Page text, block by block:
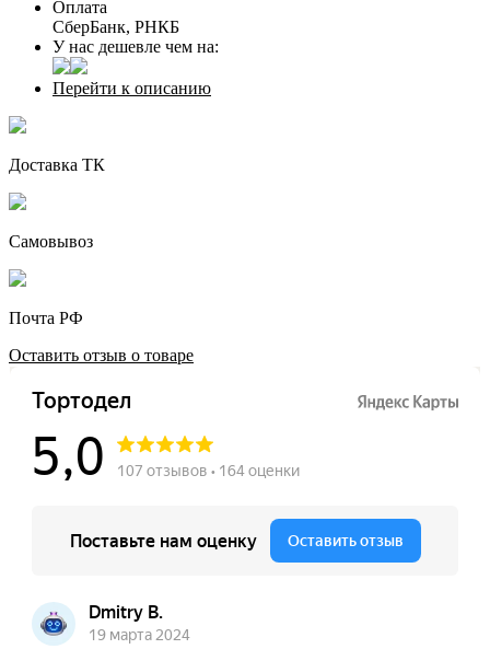
Оплата
СберБанк, РНКБ
У нас дешевле чем на:
Перейти к описанию
Доставка ТК
Самовывоз
Почта РФ
Оставить отзыв о товаре